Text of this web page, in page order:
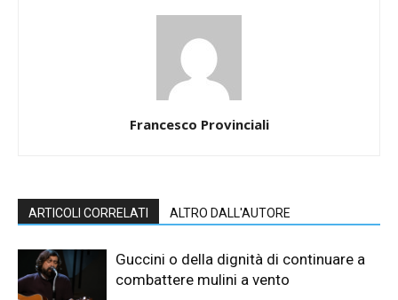
Francesco Provinciali
ARTICOLI CORRELATI ALTRO DALL'AUTORE
Guccini o della dignità di continuare a
combattere mulini a vento